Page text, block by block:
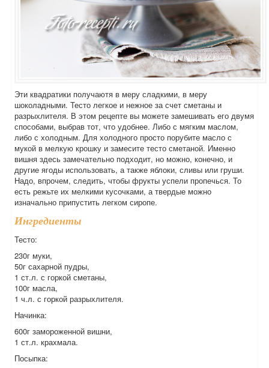
Эти квадратики получаютя в меру сладкими, в меру
шоколадными. Тесто легкое и нежное за счет сметаны и
разрыхлителя. В этом рецепте вы можете замешивать его двумя
способами, выбрав тот, что удобнее. Либо с мягким маслом,
либо с холодным. Для холодного просто порубите масло с
мукой в мелкую крошку и замесите тесто сметаной. Именно
вишня здесь замечательно подходит, но можно, конечно, и
другие ягоды использовать, а также яблоки, сливы или груши.
Надо, впрочем, следить, чтобы фрукты успели пропечься. То
есть режьте их мелкими кусочками, а твердые можно
изначально припустить легком сиропе.
Ингредиенты
Тесто:
230г муки,
50г сахарной пудры,
1 ст.л. с горкой сметаны,
100г масла,
1 ч.л. с горкой разрыхлителя.
Начинка:
600г замороженной вишни,
1 ст.л. крахмала.
Посыпка: